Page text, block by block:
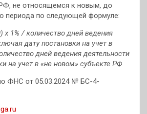
не относящемся к новым, до
периода по следующей формуле:
х 1% / количество дней ведения
дату постановки на учет в
дней ведения деятельности
на учет в «не новом» субъекте РФ.
ФНС от 05.03.2024 № БС-4-